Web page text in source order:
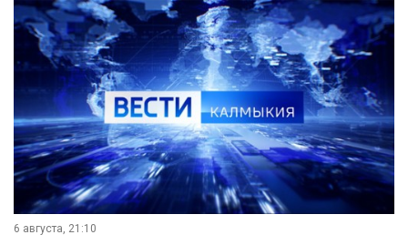
6 августа, 21:10